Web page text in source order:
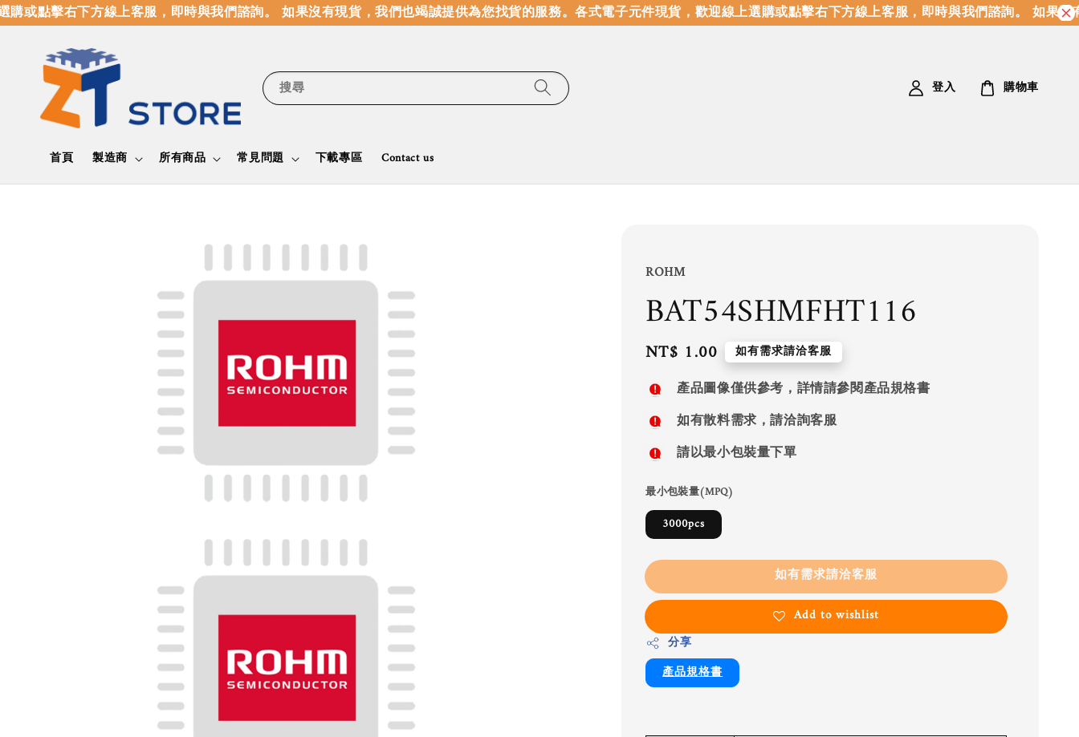
或點擊右下方線上客服，即時與我們諮詢。 如果沒有現貨，我們也竭誠提供為您找貨的服務。各式電子元件現貨，歡迎線上選購或點擊右下方線上客服，即時與我們諮詢。 如果沒
搜尋
首頁 製造商 所有商品 常見問題 下載專區 Contact us
登入 購物車
ROHM
BAT54SHMFHT116
Regular
price
NT$ 1.00 如有需求請洽客服
產品圖像僅供參考，詳情請參閱產品規格書
如有散料需求，請洽詢客服
請以最小包裝量下單
最小包裝量(MPQ)
3000pcs
如有需求請洽客服
Add to wishlist
分享
產品規格書